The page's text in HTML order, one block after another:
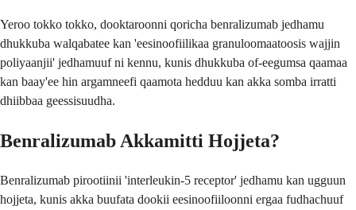
Yeroo tokko tokko, dooktaroonni qoricha benralizumab jedhamu
dhukkuba walqabatee kan 'eesinoofiilikaa granuloomaatoosis wajjin
poliyaanjii' jedhamuuf ni kennu, kunis dhukkuba of-eegumsa qaamaa
kan baay'ee hin argamneefi qaamota hedduu kan akka somba irratti
dhiibbaa geessisuudha.
Benralizumab Akkamitti Hojjeta?
Benralizumab pirootiinii 'interleukin-5 receptor' jedhamu kan ugguun
hojjeta, kunis akka buufata dookii eesinoofiiloonni ergaa fudhachuuf